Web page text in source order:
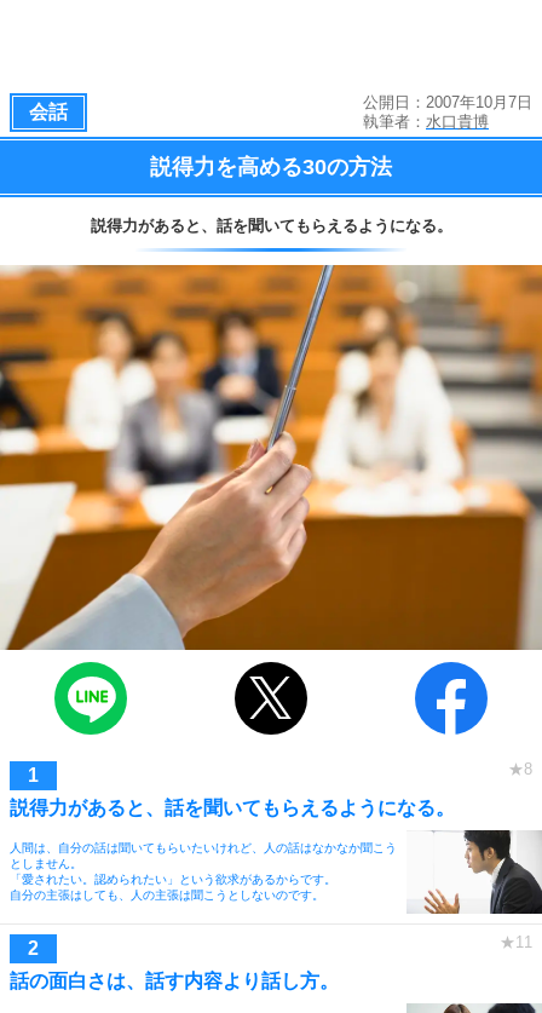
会話
公開日：2007年10月7日
執筆者： 水口貴博
説得力を高める30の方法
説得力があると、 話を聞いてもらえるようになる。
説得力があると、話を聞いてもらえるようになる。
人間は、自分の話は聞いてもらいたいけれど、人の話はなかなか聞こう
としません。
「愛されたい。認められたい」という欲求があるからです。
自分の主張はしても、人の主張は聞こうとしないのです。
話の面白さは、話す内容より話し方。